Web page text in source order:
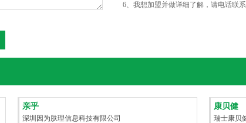
6、我想加盟并做详细了解，请电话联系
亲乎
深圳因为肤理信息科技有限公司
康贝健
瑞士康贝